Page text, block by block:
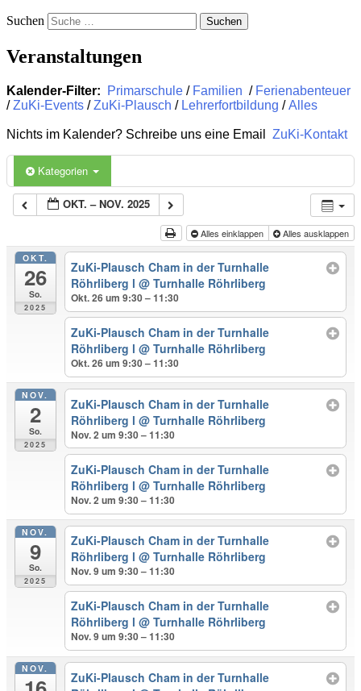
Suchen
Veranstaltungen
Kalender-Filter: Primarschule / Familien / Ferienabenteuer
/ZuKi-Events /ZuKi-Plausch / Lehrerfortbildung /Alles
Nichts im Kalender? Schreibe uns eine Email ZuKi-Kontakt
Kategorien
OKT. – NOV. 2025
Alles einklappen Alles ausklappen
OKT.
26
So.
2025
ZuKi-Plausch Cham in der Turnhalle
Röhrliberg l@ Turnhalle Röhrliberg
Okt. 26 um 9:30 – 11:30
ZuKi-Plausch Cham in der Turnhalle
Röhrliberg l@ Turnhalle Röhrliberg
Okt. 26 um 9:30 – 11:30
NOV.
2
So.
2025
ZuKi-Plausch Cham in der Turnhalle
Röhrliberg l@ Turnhalle Röhrliberg
Nov. 2 um 9:30 – 11:30
ZuKi-Plausch Cham in der Turnhalle
Röhrliberg l@ Turnhalle Röhrliberg
Nov. 2 um 9:30 – 11:30
NOV.
9
So.
2025
ZuKi-Plausch Cham in der Turnhalle
Röhrliberg l@ Turnhalle Röhrliberg
Nov. 9 um 9:30 – 11:30
ZuKi-Plausch Cham in der Turnhalle
Röhrliberg l@ Turnhalle Röhrliberg
Nov. 9 um 9:30 – 11:30
NOV.
ZuKi-Plausch Cham in der Turnhalle